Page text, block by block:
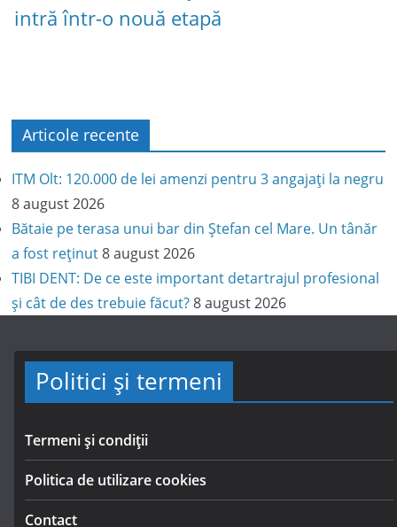
intră într-o nouă etapă
Articole recente
ITM Olt: 120.000 de lei amenzi pentru 3 angajați la negru
8 august 2026
Bătaie pe terasa unui bar din Ștefan cel Mare. Un tânăr
a fost reținut 8 august 2026
TIBI DENT: De ce este important detartrajul profesional
și cât de des trebuie făcut? 8 august 2026
Politici și termeni
Termeni și condiții
Politica de utilizare cookies
Contact